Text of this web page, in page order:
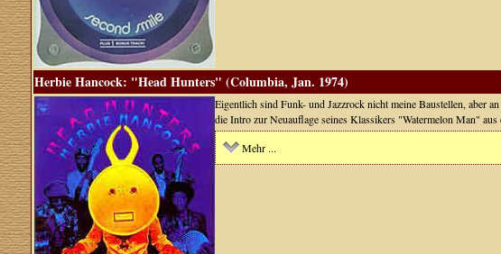
Herbie Hancock: "Head Hunters" (Columbia, Jan. 1974)
Eigentlich sind Funk- und Jazzrock nicht meine Baustellen, aber
die Intro zur Neuauflage seines Klassikers "Watermelon Man"
Mehr ...